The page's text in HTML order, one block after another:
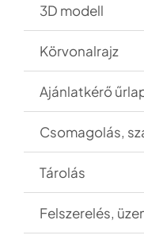
3D modell
Körvonalrajz
Ajánlatkérő
Csomagolás,
Tárolás
Felszerelés,